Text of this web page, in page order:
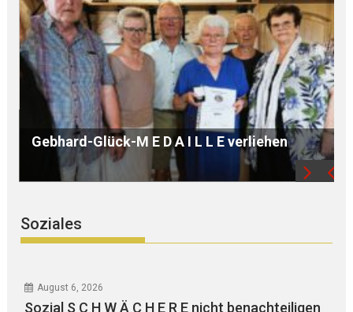
B Ü R G E R S P R E C H S T U N D E mit Ursula
WEGER
Soziales
August 6, 2026
Sozial S C H W Ä C H E R E nicht benachteiligen